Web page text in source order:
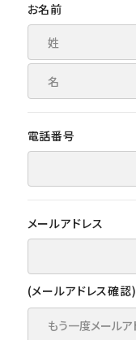
お名前
電話番号
メールアドレス
(メールアドレス確認)